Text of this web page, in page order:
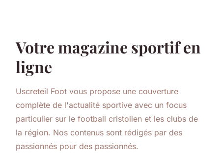
Votre magazine sportif en
ligne
Uscreteil Foot vous propose une couverture
complète de l'actualité sportive avec un focus
particulier sur le football cristolien et les clubs de
la région. Nos contenus sont rédigés par des
passionnés pour des passionnés.